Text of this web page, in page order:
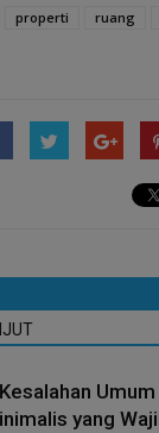
properti ruang
yang